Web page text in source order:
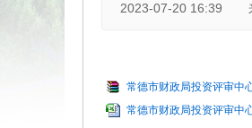
2023-07-20 16:39
常德市财政局投资评审中
常德市财政局投资评审中